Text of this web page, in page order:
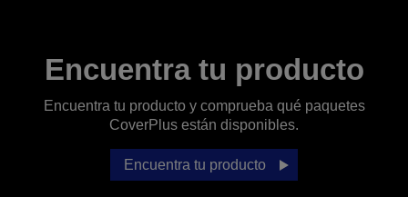
Encuentra tu producto
Encuentra tu producto y comprueba qué paquetes
CoverPlus están disponibles.
Encuentra tu producto